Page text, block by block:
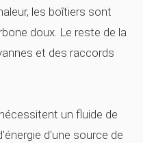
les boîtiers sont
doux. Le reste de la
et des raccords
un fluide de
d'une source de